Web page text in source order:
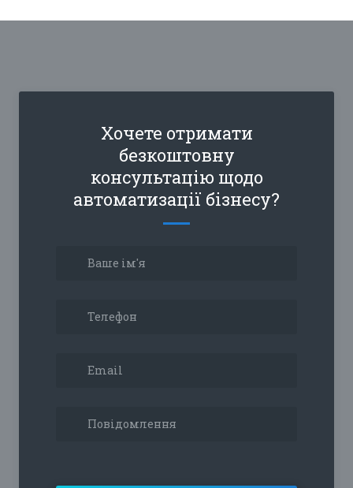
Хочете отримати
безкоштовну
консультацію щодо
автоматизації бізнесу?